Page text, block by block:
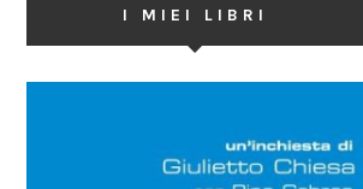
I MIEI LIBRI